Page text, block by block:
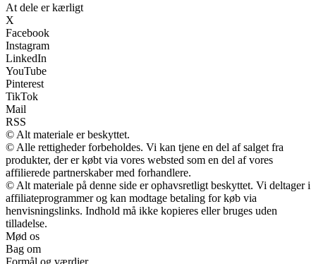
At dele er kærligt
X
Facebook
Instagram
LinkedIn
YouTube
Pinterest
TikTok
Mail
RSS
© Alt materiale er beskyttet.
© Alle rettigheder forbeholdes. Vi kan tjene en del af salget fra
produkter, der er købt via vores websted som en del af vores
affilierede partnerskaber med forhandlere.
© Alt materiale på denne side er ophavsretligt beskyttet. Vi deltager i
affiliateprogrammer og kan modtage betaling for køb via
henvisningslinks. Indhold må ikke kopieres eller bruges uden
tilladelse.
Mød os
Bag om
Formål og værdier